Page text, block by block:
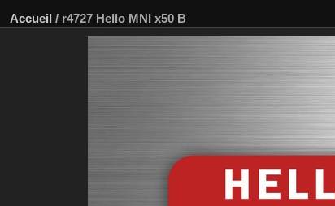
Accueil / r4727 Hello MNI x50 B